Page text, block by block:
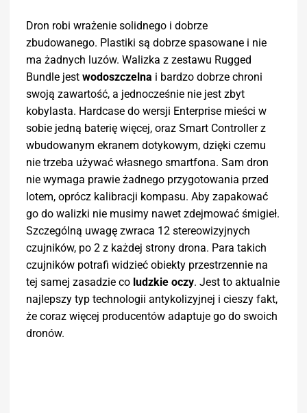
Dron robi wrażenie solidnego i dobrze
zbudowanego. Plastiki są dobrze spasowane i nie
ma żadnych luzów. Walizka z zestawu Rugged
Bundle jest wodoszczelna i bardzo dobrze chroni
swoją zawartość, a jednocześnie nie jest zbyt
kobylasta. Hardcase do wersji Enterprise mieści w
sobie jedną baterię więcej, oraz Smart Controller z
wbudowanym ekranem dotykowym, dzięki czemu
nie trzeba używać własnego smartfona. Sam dron
nie wymaga prawie żadnego przygotowania przed
lotem, oprócz kalibracji kompasu. Aby zapakować
go do walizki nie musimy nawet zdejmować śmigieł.
Szczególną uwagę zwraca 12 stereowizyjnych
czujników, po 2 z każdej strony drona. Para takich
czujników potrafi widzieć obiekty przestrzennie na
tej samej zasadzie co ludzkie oczy. Jest to aktualnie
najlepszy typ technologii antykolizyjnej i cieszy fakt,
że coraz więcej producentów adaptuje go do swoich
dronów.